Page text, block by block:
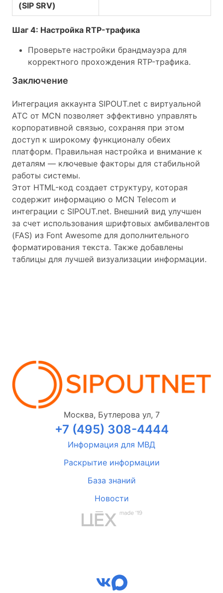
(SIP SRV)
Шаг 4: Настройка RTP-трафика
Проверьте настройки брандмауэра для
корректного прохождения RTP-трафика.
Заключение
Интеграция аккаунта SIPOUT.net с виртуальной
АТС от MCN позволяет эффективно управлять
корпоративной связью, сохраняя при этом
доступ к широкому функционалу обеих
платформ. Правильная настройка и внимание к
деталям — ключевые факторы для стабильной
работы системы.
Этот HTML-код создает структуру, которая
содержит информацию о MCN Telecom и
интеграции с SIPOUT.net. Внешний вид улучшен
за счет использования шрифтовых амбивалентов
(FAS) из Font Awesome для дополнительного
форматирования текста. Также добавлены
таблицы для лучшей визуализации информации.
Москва, Бутлерова ул, 7
+7 (495) 308-4444
Информация для МВД
Раскрытие информации
База знаний
Новости